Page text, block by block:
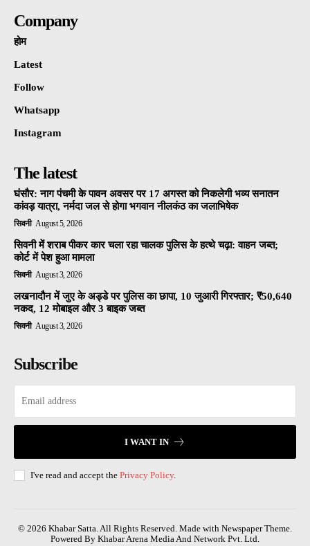
Company
होम
Latest
Follow
Whatsapp
Instagram
The latest
घंसौर: नाग पंचमी के पावन अवसर पर 17 अगस्त को निकलेगी भव्य सनातन
कांवड़ यात्रा, नर्मदा जल से होगा भगवान नीलकंठ का जलाभिषेक
सिवनी August 5, 2026
सिवनी में शराब पीकर कार चला रहा चालक पुलिस के हत्थे चढ़ा: वाहन जब्त;
कोर्ट में पेश हुआ मामला
सिवनी August 3, 2026
लखनादौन में जुए के अड्डे पर पुलिस का छापा, 10 जुआरी गिरफ्तार; ₹50,640
नकद, 12 मोबाइल और 3 बाइक जब्त
सिवनी August 3, 2026
Subscribe
I WANT IN
I've read and accept the Privacy Policy.
© 2026 Khabar Satta. All Rights Reserved. Made with Newspaper Theme.
Powered By Khabar Arena Media And Network Pvt. Ltd.